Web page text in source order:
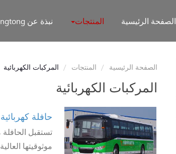
الصفحة الرئيسية المنتجات نبذة عن Zhongtong
الصفحة الرئيسية المنتجات المركبات الكهربائية
المركبات الكهربائية
حافلة كهربائية
تستقبل الحافلة
موثوقيتها